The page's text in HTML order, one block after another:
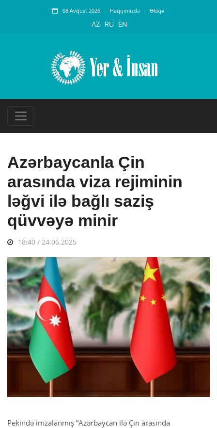
08 Avqust 2026 Haqqımızda Əlaqə
AZ RU EN
Azərbaycanla Çin
arasında viza rejiminin
ləğvi ilə bağlı saziş
qüvvəyə minir
18:40 / 24.06.2025
Pekində imzalanmış “Azərbaycan ilə Çin arasında